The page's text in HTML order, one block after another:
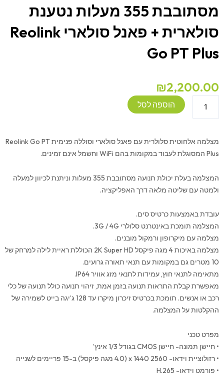
מסתובבת 355 מעלות נטענת
סולארית + פאנל סולארי Reolink
Go PT Plus
₪2,200.00
אבטחה
הוספה לסל
מצלמה אלחוטית סלולרית עם פאנל סולארי וסוללה פנימית Reolink Go PT
Plus המסוגלת לעבוד במקומות בהם WiFi וחשמל אינם זמינים.
המצלמה בעלת יכולת תנועה מסתובבת 355 מעלות וניתנת לכיוון למעלה
ולמטה עם שליטה מלאה דרך האפליקציה.
עובדת באמצעות כרטיס סים.
המצלמה תומכת באינטרנט סלולרי 3G / 4G.
מצלמה עם מיקרופון ורמקול מובנים.
מצלמה באיכות 4 מגה פיקסל 2K Super HD הכוללת ראיית לילה למרחק של
10 מטרים גם במקומות עם תנאי תאורה גרועים.
מתאימה לתנאי חוץ, עמידות לתנאי מזג אוויר IP64.
מאפשרת קבלת התראות תנועה בזמן אמת, זיהוי תנועה כולל תנועה של כלי
רכב או אנשים. תומכת בכרטיס זיכרון מיקרו עד 128 ג’יגה בייט לשמירה של
ההקלטות על המצלמה.
מפרט טכני
• חיישן תמונה- חיישן CMOS בגודל 1/3 אינץ’
• רזולוציית וידאו- 2560 x 1440 (4.0 מגה פיקסל) ב-15 פריימים לשנייה
• פורמט וידאו- H.265